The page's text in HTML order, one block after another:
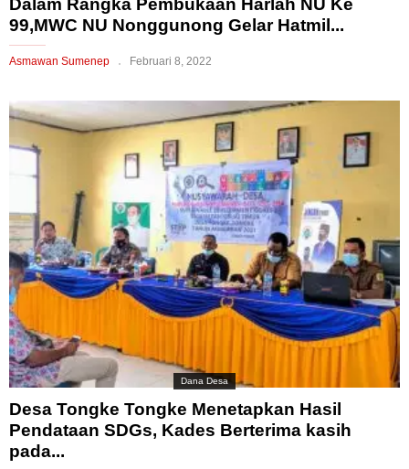
Dalam Rangka Pembukaan Harlah NU Ke
99,MWC NU Nonggunong Gelar Hatmil...
Asmawan Sumenep Februari 8, 2022
Dana Desa
Desa Tongke Tongke Menetapkan Hasil
Pendataan SDGs, Kades Berterima kasih
pada...